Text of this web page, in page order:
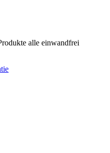
alle einwandfrei